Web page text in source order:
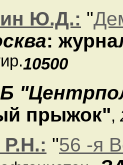
Ю.Д.: "
:
10500
прыжок",
"56 -я